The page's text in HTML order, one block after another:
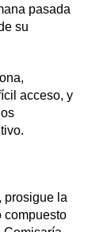
pasada
su
acceso, y
prosigue la
compuesto